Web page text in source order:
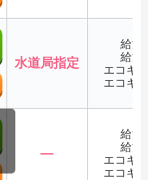
水道局指定
給湯
給湯
エコキ
エコキ
―
給湯
給湯
エコキ
エコキ